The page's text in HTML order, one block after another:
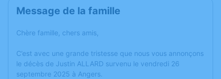
Message de la famille
Chère famille, chers amis,
C’est avec une grande tristesse que nous vous annonçons
le décès de Justin ALLARD survenu le vendredi 26
septembre 2025 à Angers.